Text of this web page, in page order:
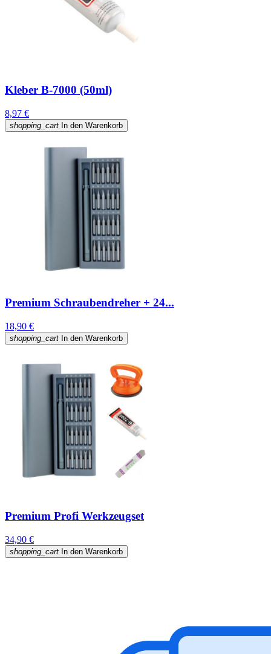
Kleber B-7000 (50ml)
8,97 €
shopping_cart In den Warenkorb
Premium Schraubendreher + 24...
18,90 €
shopping_cart In den Warenkorb
Premium Profi Werkzeugset
34,90 €
shopping_cart In den Warenkorb